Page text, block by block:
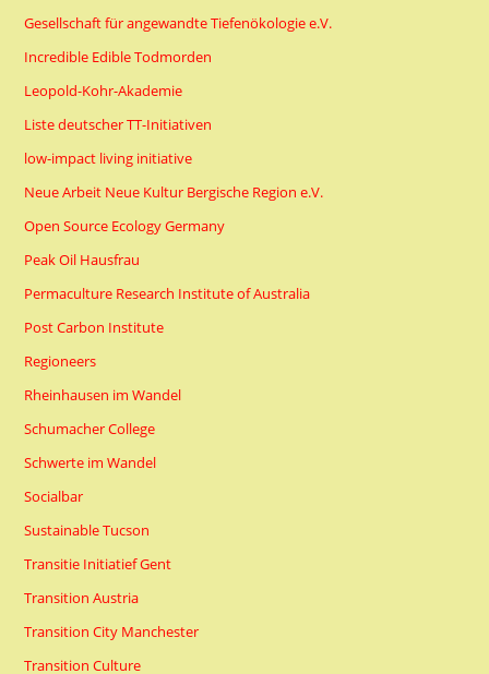
Gesellschaft für angewandte Tiefenökologie e.V.
Incredible Edible Todmorden
Leopold-Kohr-Akademie
Liste deutscher TT-Initiativen
low-impact living initiative
Neue Arbeit Neue Kultur Bergische Region e.V.
Open Source Ecology Germany
Peak Oil Hausfrau
Permaculture Research Institute of Australia
Post Carbon Institute
Regioneers
Rheinhausen im Wandel
Schumacher College
Schwerte im Wandel
Socialbar
Sustainable Tucson
Transitie Initiatief Gent
Transition Austria
Transition City Manchester
Transition Culture